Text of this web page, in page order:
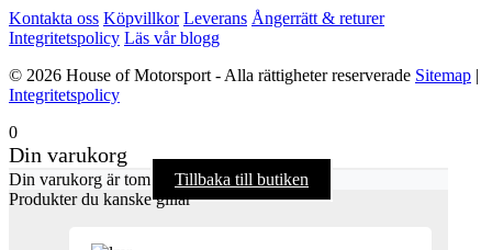
Kontakta oss Köpvillkor Leverans Ångerrätt & returer
Integritetspolicy Läs vår blogg
© 2026 House of Motorsport - Alla rättigheter reserverade Sitemap |
Integritetspolicy
0
Din varukorg
Din varukorg är tom
Tillbaka till butiken
Produkter du kanske gillar